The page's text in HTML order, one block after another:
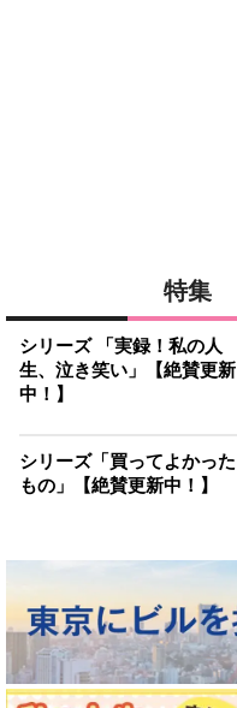
特集
シリーズ 「実録！私の人
生、泣き笑い」【絶賛更新
中！】
シリーズ「買ってよかった
もの」【絶賛更新中！】